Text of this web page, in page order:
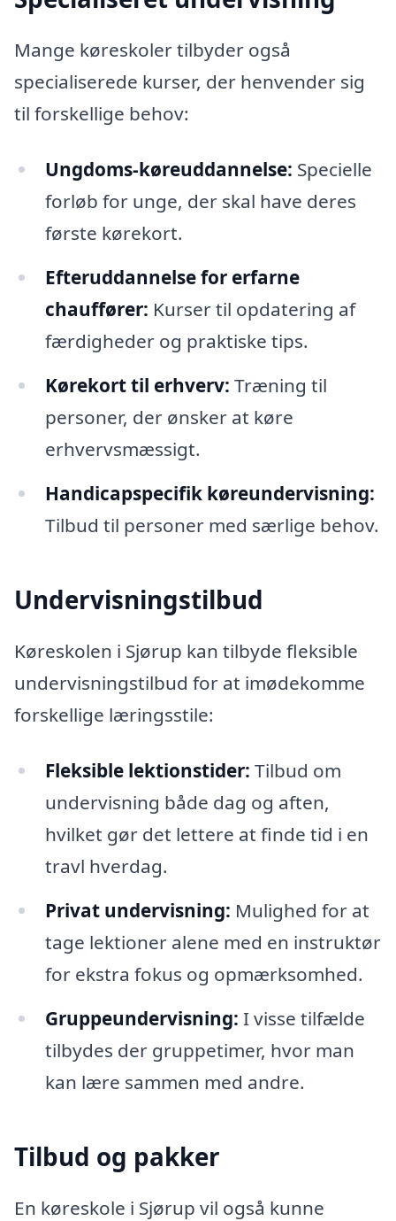
Mange køreskoler tilbyder også
specialiserede kurser, der henvender sig
til forskellige behov:
Ungdoms-køreuddannelse: Specielle
forløb for unge, der skal have deres
første kørekort.
Efteruddannelse for erfarne
chauffører: Kurser til opdatering af
færdigheder og praktiske tips.
Kørekort til erhverv: Træning til
personer, der ønsker at køre
erhvervsmæssigt.
Handicapspecifik køreundervisning:
Tilbud til personer med særlige behov.
Undervisningstilbud
Køreskolen i Sjørup kan tilbyde fleksible
undervisningstilbud for at imødekomme
forskellige læringsstile:
Fleksible lektionstider: Tilbud om
undervisning både dag og aften,
hvilket gør det lettere at finde tid i en
travl hverdag.
Privat undervisning: Mulighed for at
tage lektioner alene med en instruktør
for ekstra fokus og opmærksomhed.
Gruppeundervisning: I visse tilfælde
tilbydes der gruppetimer, hvor man
kan lære sammen med andre.
Tilbud og pakker
En køreskole i Sjørup vil også kunne